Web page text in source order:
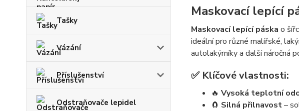
Tašky
Vázání
Příslušenství
Odstraňovače lepidel
Maskovací lepící
Maskovací lepící páska o
ideální pro různé malířské,
autolakýrníky a další náročná
✅ Klíčové vlastnosti:
🔥 Vysoká teplotní
🧲 Silná přilnavost–